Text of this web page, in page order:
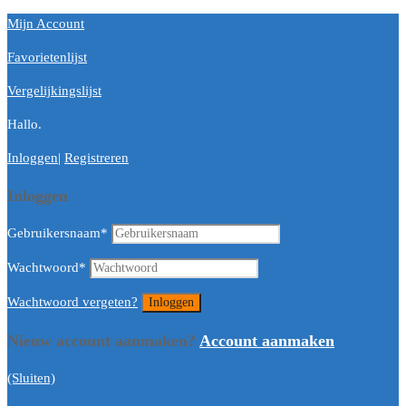
Mijn Account
Favorietenlijst
Vergelijkingslijst
Hallo.
Inloggen| Registreren
Inloggen
Gebruikersnaam*
Wachtwoord*
Wachtwoord vergeten?
Nieuw account aanmaken? Account aanmaken
(Sluiten)